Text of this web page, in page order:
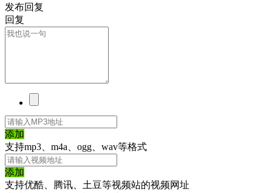
发布回复
回复
添加
支持mp3、m4a、ogg、wav等格式
添加
支持优酷、腾讯、土豆等视频站的视频网址